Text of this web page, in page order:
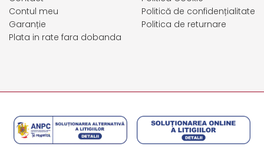
Contul meu
Garanție
Plata in rate fara dobanda
Politică de confidențialitate
Politica de returnare